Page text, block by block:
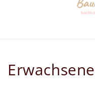
K
Erwachsene